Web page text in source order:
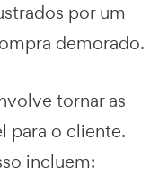
por um
demorado.
tornar as
para o cliente.
incluem: